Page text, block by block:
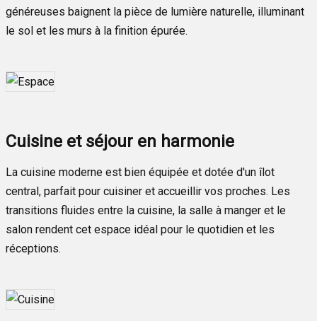
généreuses baignent la pièce de lumière naturelle, illuminant
le sol et les murs à la finition épurée.
Cuisine et séjour en harmonie
La cuisine moderne est bien équipée et dotée d'un îlot
central, parfait pour cuisiner et accueillir vos proches. Les
transitions fluides entre la cuisine, la salle à manger et le
salon rendent cet espace idéal pour le quotidien et les
réceptions.